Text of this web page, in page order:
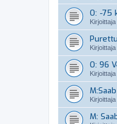
O: -75
Kirjoittaja
Kirjoittaja
O: 96
Kirjoittaja
Kirjoittaja
M: